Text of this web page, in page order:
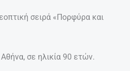
σειρά «Πορφύρα και
σε ηλικία 90 ετών.